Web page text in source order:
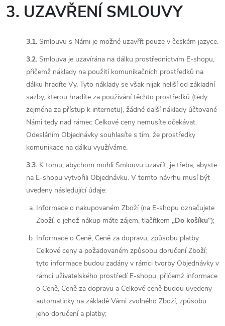
3. UZAVŘENÍ SMLOUVY
3.1. Smlouvu s Námi je možné uzavřít pouze v českém jazyce.
3.2. Smlouva je uzavírána na dálku prostřednictvím E-shopu,
přičemž náklady na použití komunikačních prostředků na
dálku hradíte Vy. Tyto náklady se však nijak neliší od základní
sazby, kterou hradíte za používání těchto prostředků (tedy
zejména za přístup k internetu), žádné další náklady účtované
Námi tedy nad rámec Celkové ceny nemusíte očekávat.
Odesláním Objednávky souhlasíte s tím, že prostředky
komunikace na dálku využíváme.
3.3. K tomu, abychom mohli Smlouvu uzavřít, je třeba, abyste
na E-shopu vytvořili Objednávku. V tomto návrhu musí být
uvedeny následující údaje:
Informace o nakupovaném Zboží (na E-shopu označujete
Zboží, o jehož nákup máte zájem, tlačítkem „Do košíku“);
Informace o Ceně, Ceně za dopravu, způsobu platby
Celkové ceny a požadovaném způsobu doručení Zboží;
tyto informace budou zadány v rámci tvorby Objednávky v
rámci uživatelského prostředí E-shopu, přičemž informace
o Ceně, Ceně za dopravu a Celkové ceně budou uvedeny
automaticky na základě Vámi zvolného Zboží, způsobu
jeho doručení a platby;